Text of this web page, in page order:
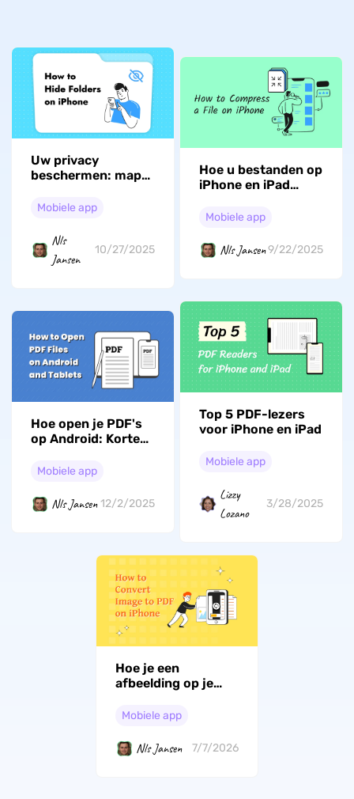
Uw privacy
beschermen: map
iPhone (compatibel
Mobiele app
Nls
Jansen
10/27/2025
Hoe u bestanden op
iPhone en iPad
comprimeren -
gemakkelijke
stappen
Mobiele app
Nls Jansen9/22/2025
Hoe open je PDF's
op Android: Korte
manier
Mobiele app
Nls Jansen 12/2/2025
Top 5 PDF-lezers
voor iPhone en iPad
Mobiele app
Lizzy
Lozano
3/28/2025
Hoe je een
afbeelding op je
converteert: 5
Mobiele app
Nls Jansen 7/7/2026